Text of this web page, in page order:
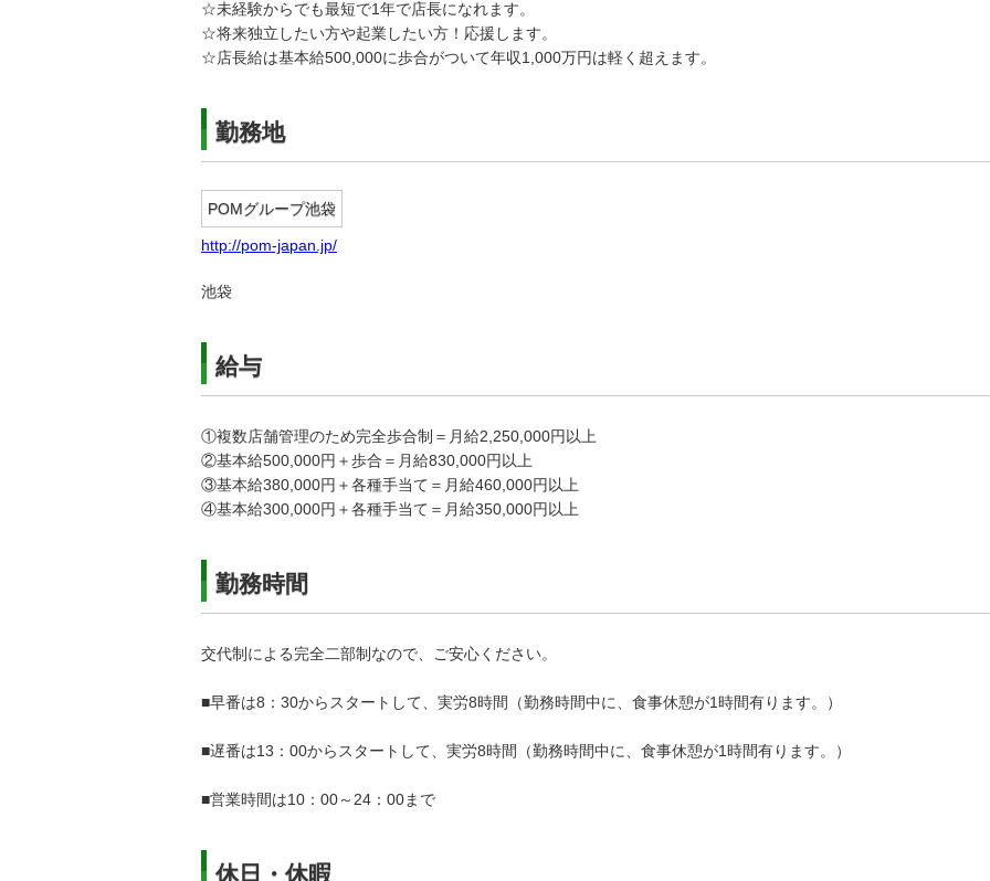
☆未経験からでも最短で1年で店長になれます。
☆将来独立したい方や起業したい方！応援します。
☆店長給は基本給500,000に歩合がついて年収1,000万円は軽く超えます。
勤務地
POMグループ池袋
http://pom-japan.jp/
池袋
給与
①複数店舗管理のため完全歩合制＝月給2,250,000円以上
②基本給500,000円＋歩合＝月給830,000円以上
③基本給380,000円＋各種手当て＝月給460,000円以上
④基本給300,000円＋各種手当て＝月給350,000円以上
勤務時間
交代制による完全二部制なので、ご安心ください。
■早番は8：30からスタートして、実労8時間（勤務時間中に、食事休憩が1時間有ります。）
■遅番は13：00からスタートして、実労8時間（勤務時間中に、食事休憩が1時間有ります。）
■営業時間は10：00～24：00まで
休日・休暇